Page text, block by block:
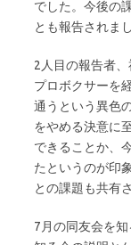
でした。今後の
とも報告されまし
2人目の報告者
プロボクサーを
通うという異色
をやめる決意に
できることか、
たというのが印
との課題も共有
7月の同友会を